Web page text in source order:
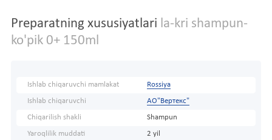
Preparatning xususiyatlari la-kri shampun-
ko'pik 0+ 150ml
Ishlab chiqaruvchi mamlakat Rossiya
Ishlab chiqaruvchi АО"Вертекс"
Chiqarilish shakli Shampun
Yaroqlilik muddati 2 yil